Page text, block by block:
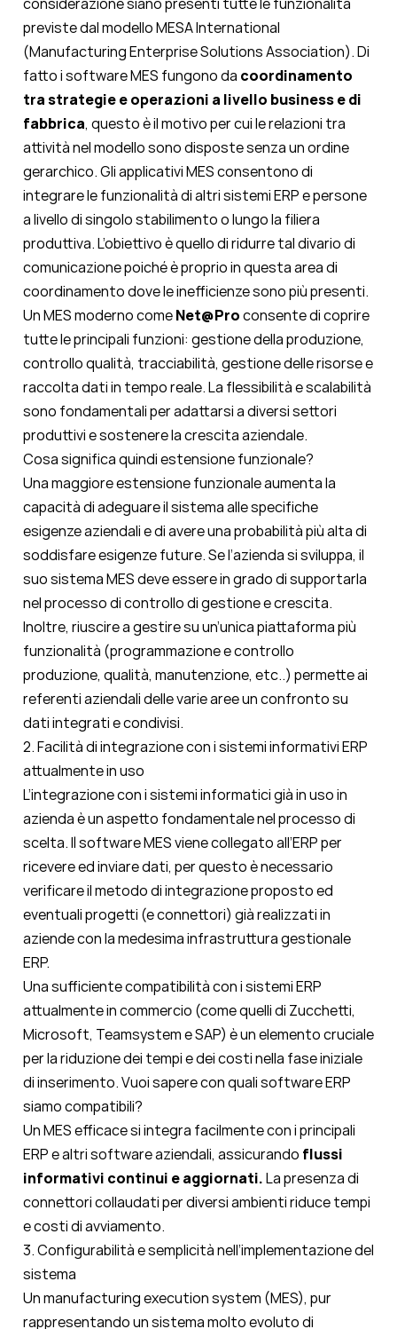
previste dal modello MESA International
(Manufacturing Enterprise Solutions Association). Di
fatto i software MES fungono da coordinamento
tra strategie e operazioni a livello business e di
fabbrica, questo è il motivo per cui le relazioni tra
attività nel modello sono disposte senza un ordine
gerarchico. Gli applicativi MES consentono di
integrare le funzionalità di altri sistemi ERP e persone
a livello di singolo stabilimento o lungo la filiera
produttiva. L’obiettivo è quello di ridurre tal divario di
comunicazione poiché è proprio in questa area di
coordinamento dove le inefficienze sono più presenti.
Un MES moderno comeNet@Proconsente di coprire
tutte le principali funzioni: gestione della produzione,
controllo qualità, tracciabilità, gestione delle risorse e
raccolta dati in tempo reale. La flessibilità e scalabilità
sono fondamentali per adattarsi a diversi settori
produttivi e sostenere la crescita aziendale.
Cosa significa quindi estensione funzionale?
Una maggiore estensione funzionale aumenta la
capacità di adeguare il sistema alle specifiche
esigenze aziendali e di avere una probabilità più alta di
soddisfare esigenze future. Se l’azienda si sviluppa, il
suo sistema MES deve essere in grado di supportarla
nel processo di controllo di gestione e crescita.
Inoltre, riuscire a gestire su un’unica piattaforma più
funzionalità (programmazione e controllo
produzione, qualità, manutenzione, etc..) permette ai
referenti aziendali delle varie aree un confronto su
dati integrati e condivisi.
2. Facilità di integrazione con i sistemi informativi ERP
attualmente in uso
L’integrazione con i sistemi informatici già in uso in
azienda è un aspetto fondamentale nel processo di
scelta. Il software MES viene collegato all’ERP per
ricevere ed inviare dati, per questo è necessario
verificare il metodo di integrazione proposto ed
eventuali progetti (e connettori) già realizzati in
aziende con la medesima infrastruttura gestionale
ERP.
Una sufficiente compatibilità con i sistemi ERP
attualmente in commercio (come quelli di Zucchetti,
Microsoft, Teamsystem e SAP) è un elemento cruciale
per la riduzione dei tempi e dei costi nella fase iniziale
di inserimento. Vuoi sapere con quali software ERP
siamo compatibili?
Un MES efficace si integra facilmente con i principali
ERP e altri software aziendali, assicurando flussi
informativi continui e aggiornati.La presenza di
connettori collaudati per diversi ambienti riduce tempi
e costi di avviamento.
3. Configurabilità e semplicità nell’implementazione del
sistema
Un manufacturing execution system (MES), pur
rappresentando un sistema molto evoluto di